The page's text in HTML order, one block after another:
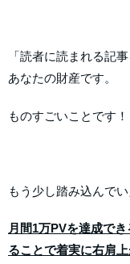
「読者に読まれる記
あなたの財産です。
ものすごいことです！
もう少し踏み込んでい
月間1万PVを達成で
ることで着実に右肩